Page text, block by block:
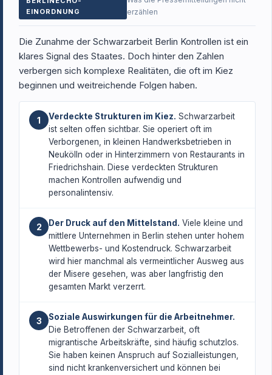
EINORDNUNG
erzählen
Die Zunahme der Schwarzarbeit Berlin Kontrollen ist ein
klares Signal des Staates. Doch hinter den Zahlen
verbergen sich komplexe Realitäten, die oft im Kiez
beginnen und weitreichende Folgen haben.
1 Verdeckte Strukturen im Kiez. Schwarzarbeit
ist selten offen sichtbar. Sie operiert oft im
Verborgenen, in kleinen Handwerksbetrieben in
Neukölln oder in Hinterzimmern von Restaurants in
Friedrichshain. Diese verdeckten Strukturen
machen Kontrollen aufwendig und
personalintensiv.
2 Der Druck auf den Mittelstand. Viele kleine und
mittlere Unternehmen in Berlin stehen unter hohem
Wettbewerbs- und Kostendruck. Schwarzarbeit
wird hier manchmal als vermeintlicher Ausweg aus
der Misere gesehen, was aber langfristig den
gesamten Markt verzerrt.
3
Soziale Auswirkungen für die Arbeitnehmer.
Die Betroffenen der Schwarzarbeit, oft
migrantische Arbeitskräfte, sind häufig schutzlos.
Sie haben keinen Anspruch auf Sozialleistungen,
sind nicht krankenversichert und können bei